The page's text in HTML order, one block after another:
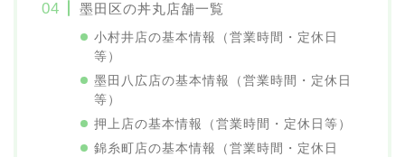
墨田区の丼丸店舗一覧
小村井店の基本情報（営業時間・定休日
等）
墨田八広店の基本情報（営業時間・定休日
等）
押上店の基本情報（営業時間・定休日等）
錦糸町店の基本情報（営業時間・定休日